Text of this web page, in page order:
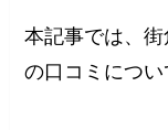
本記事では、
の口コミについ